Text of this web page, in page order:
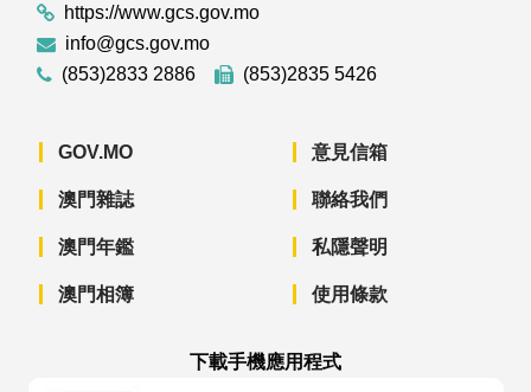
https://www.gcs.gov.mo
info@gcs.gov.mo
(853)2833 2886
(853)2835 5426
GOV.MO
澳門雜誌
澳門年鑑
澳門相簿
意見信箱
聯絡我們
私隱聲明
使用條款
下載手機應用程式